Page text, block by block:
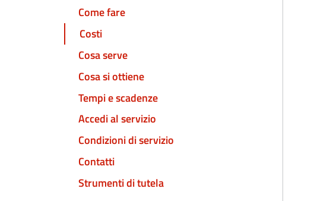
Come fare
Costi
Cosa serve
Cosa si ottiene
Tempi e scadenze
Accedi al servizio
Condizioni di servizio
Contatti
Strumenti di tutela